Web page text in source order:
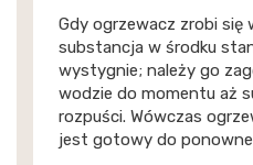
Gdy ogrzewacz zrobi się
substancja w środku
wystygnie; należy go
wodzie do momentu aż
rozpuści. Wówczas
jest gotowy do